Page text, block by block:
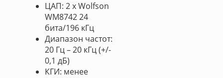
ЦАП: 2 х Wolfson
WM8742 24
бита/196 кГц
Диапазон частот:
20 Гц – 20 кГц (+/-
0,1 дБ)
КГИ: менее